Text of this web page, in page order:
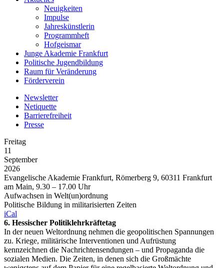
Neuigkeiten
Impulse
Jahreskünstlerin
Programmheft
Hofgeismar
Junge Akademie Frankfurt
Politische Jugendbildung
Raum für Veränderung
Förderverein
Newsletter
Netiquette
Barrierefreiheit
Presse
Freitag
11
September
2026
Evangelische Akademie Frankfurt, Römerberg 9, 60311 Frankfurt
am Main, 9.30 – 17.00 Uhr
Aufwachsen in Welt(un)ordnung
Politische Bildung in militarisierten Zeiten
iCal
6. Hessischer Politiklehrkräftetag
In der neuen Weltordnung nehmen die geopolitischen Spannungen
zu. Kriege, militärische Interventionen und Aufrüstung
kennzeichnen die Nachrichtensendungen – und Propaganda die
sozialen Medien. Die Zeiten, in denen sich die Großmächte